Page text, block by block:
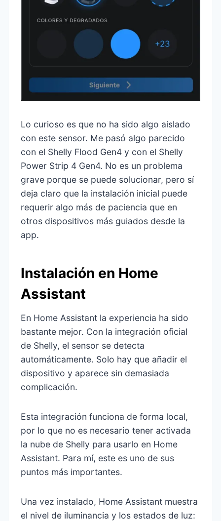
Lo curioso es que no ha sido algo aislado
con este sensor. Me pasó algo parecido
con el Shelly Flood Gen4 y con el Shelly
Power Strip 4 Gen4. No es un problema
grave porque se puede solucionar, pero sí
deja claro que la instalación inicial puede
requerir algo más de paciencia que en
otros dispositivos más guiados desde la
app.
Instalación en Home
Assistant
En Home Assistant la experiencia ha sido
bastante mejor. Con la integración oficial
de Shelly, el sensor se detecta
automáticamente. Solo hay que añadir el
dispositivo y aparece sin demasiada
complicación.
Esta integración funciona de forma local,
por lo que no es necesario tener activada
la nube de Shelly para usarlo en Home
Assistant. Para mí, este es uno de sus
puntos más importantes.
Una vez instalado, Home Assistant muestra
el nivel de iluminancia y los estados de luz: